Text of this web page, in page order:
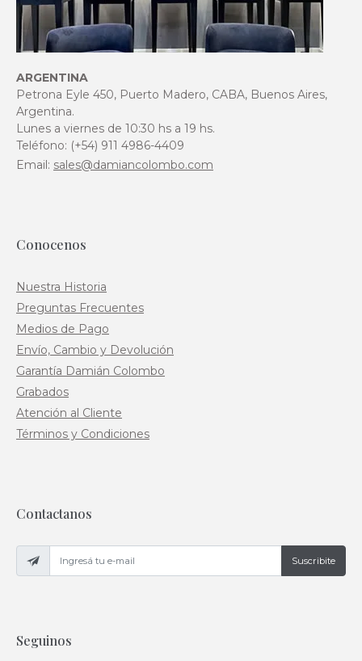
ARGENTINA
Petrona Eyle 450, Puerto Madero, CABA, Buenos Aires,
Argentina.
Lunes a viernes de 10:30 hs a 19 hs.
Teléfono: (+54) 911 4986-4409
Email: sales@damiancolombo.com
Conocenos
Nuestra Historia
Preguntas Frecuentes
Medios de Pago
Envío, Cambio y Devolución
Garantía Damián Colombo
Grabados
Atención al Cliente
Términos y Condiciones
Contactanos
Suscribite
Seguinos